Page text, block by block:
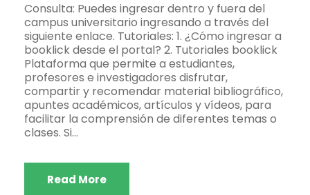
Consulta: Puedes ingresar dentro y fuera del
campus universitario ingresando a través del
siguiente enlace. Tutoriales: 1. ¿Cómo ingresar a
booklick desde el portal? 2. Tutoriales booklick
Plataforma que permite a estudiantes,
profesores e investigadores disfrutar,
compartir y recomendar material bibliográfico,
apuntes académicos, artículos y vídeos, para
facilitar la comprensión de diferentes temas o
clases. Si...
Read More